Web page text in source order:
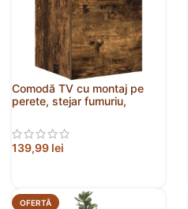
Comodă TV cu montaj pe
perete, stejar fumuriu,
139,99 lei
OFERTĂ